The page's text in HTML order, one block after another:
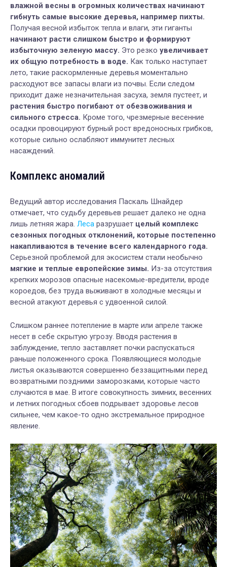
влажной весны в огромных количествах начинают
гибнуть самые высокие деревья, например пихты.
Получая весной избыток тепла и влаги, эти гиганты
начинают расти слишком быстро и формируют
избыточную зеленую массу. Это резко увеличивает
их общую потребность в воде. Как только наступает
лето, такие раскормленные деревья моментально
расходуют все запасы влаги из почвы. Если следом
приходит даже незначительная засуха, земля пустеет, и
растения быстро погибают от обезвоживания и
сильного стресса. Кроме того, чрезмерные весенние
осадки провоцируют бурный рост вредоносных грибков,
которые сильно ослабляют иммунитет лесных
насаждений.
Комплекс аномалий
Ведущий автор исследования Паскаль Шнайдер
отмечает, что судьбу деревьев решает далеко не одна
лишь летняя жара. Леса разрушает целый комплекс
сезонных погодных отклонений, которые постепенно
накапливаются в течение всего календарного года.
Серьезной проблемой для экосистем стали необычно
мягкие и теплые европейские зимы. Из-за отсутствия
крепких морозов опасные насекомые-вредители, вроде
короедов, без труда выживают в холодные месяцы и
весной атакуют деревья с удвоенной силой.
Слишком раннее потепление в марте или апреле также
несет в себе скрытую угрозу. Вводя растения в
заблуждение, тепло заставляет почки распускаться
раньше положенного срока. Появляющиеся молодые
листья оказываются совершенно беззащитными перед
возвратными поздними заморозками, которые часто
случаются в мае. В итоге совокупность зимних, весенних
и летних погодных сбоев подрывает здоровье лесов
сильнее, чем какое-то одно экстремальное природное
явление.